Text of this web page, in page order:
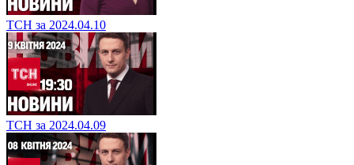
ТСН за 2024.04.10
ТСН за 2024.04.09